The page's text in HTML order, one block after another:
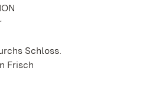
Schloss.
Frisch